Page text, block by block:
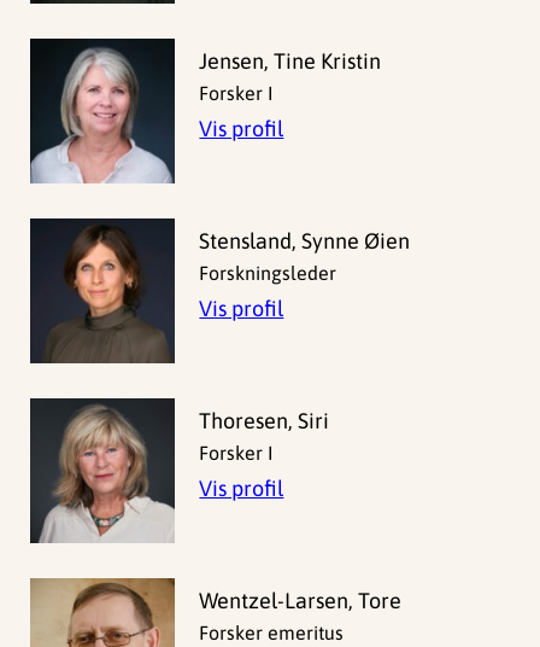
Jensen, Tine Kristin
Forsker I
Vis profil
Stensland, Synne Øien
Forskningsleder
Vis profil
Thoresen, Siri
Forsker I
Vis profil
Wentzel-Larsen, Tore
Forsker emeritus